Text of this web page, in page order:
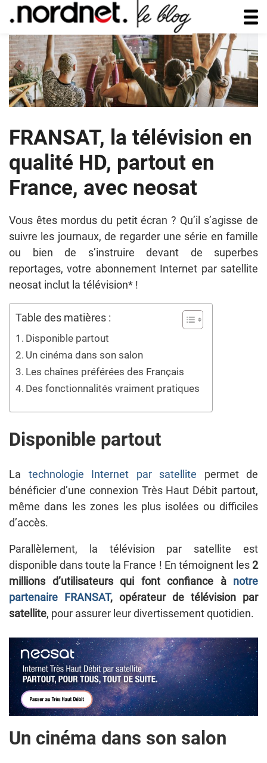
FRANSAT, la télévision en
qualité HD, partout en
France, avec neosat
Vous êtes mordus du petit écran ? Qu’il s’agisse de
suivre les journaux, de regarder une série en famille
ou bien de s’instruire devant de superbes
reportages, votre abonnement Internet par satellite
neosat inclut la télévision* !
Table des matières :
Disponible partout
Un cinéma dans son salon
Les chaînes préférées des Français
Des fonctionnalités vraiment pratiques
Disponible partout
La technologie Internet par satellite permet de
bénéficier d’une connexion Très Haut Débit partout,
même dans les zones les plus isolées ou difficiles
d’accès.
Parallèlement, la télévision par satellite est
disponible dans toute la France ! En témoignent les2
millions d’utilisateurs qui font confiance à notre
partenaire FRANSAT, opérateur de télévision par
satellite, pour assurer leur divertissement quotidien.
Un cinéma dans son salon